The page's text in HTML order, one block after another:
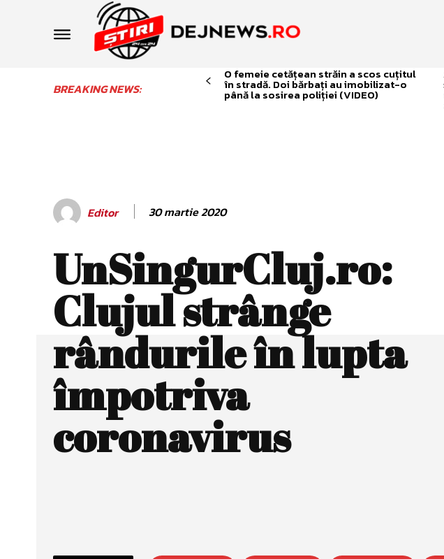
BREAKING NEWS:
O femeie cetățean străin a scos cuțitul
în stradă. Doi bărbați au imobilizat-o
până la sosirea poliției (VIDEO)
Editor 30 martie 2020
UnSingurCluj.ro:
Clujul strânge
rândurile în lupta
împotriva
coronavirus